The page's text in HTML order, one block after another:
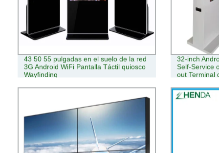
43 50 55 pulgadas en el suelo de la red
3G Android WiFi Pantalla Táctil quiosco
Wayfinding
32-inch
Self-Service
out Terminal